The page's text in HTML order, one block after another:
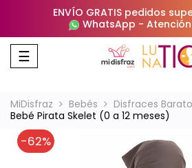
ENVÍO GRATIS pedidos
WhatsApp -
Navegación
de
☰
MiDisfraz Bebés Disfraces
Bebé Pirata Skelet (0 a 12 meses)
-62%